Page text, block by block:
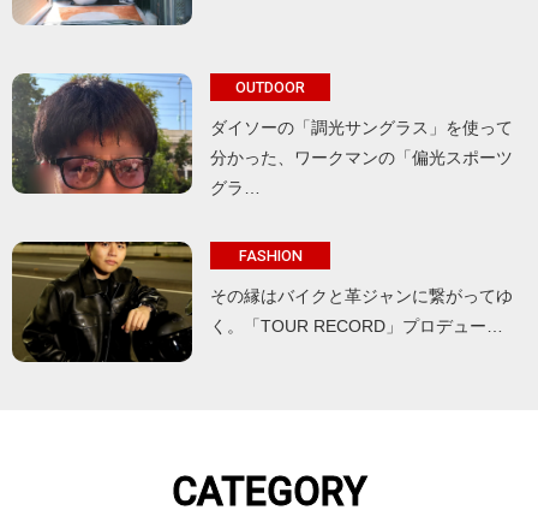
OUTDOOR
ダイソーの「調光サングラス」を使って
分かった、ワークマンの「偏光スポーツ
グラ…
FASHION
その縁はバイクと革ジャンに繋がってゆ
く。「TOUR RECORD」プロデュー…
CATEGORY